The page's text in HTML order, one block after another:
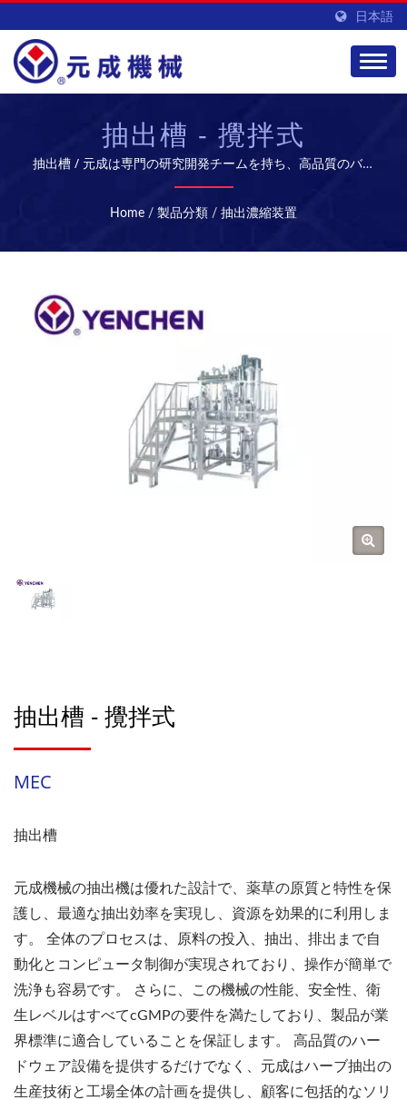
日本語
抽出槽 - 攪拌式
抽出槽 / 元成は専門の研究開発チームを持ち、高品質のバイ
オ医薬品設備とサービスを提供し、グローバル市場を開拓し
ています。
Home / 製品分類 / 抽出濃縮装置
抽出槽 - 攪拌式
MEC
抽出槽
元成機械の抽出機は優れた設計で、薬草の原質と特性を保
護し、最適な抽出効率を実現し、資源を効果的に利用しま
す。 全体のプロセスは、原料の投入、抽出、排出まで自
動化とコンピュータ制御が実現されており、操作が簡単で
洗浄も容易です。 さらに、この機械の性能、安全性、衛
生レベルはすべてcGMPの要件を満たしており、製品が業
界標準に適合していることを保証します。 高品質のハー
ドウェア設備を提供するだけでなく、元成はハーブ抽出の
生産技術と工場全体の計画を提供し、顧客に包括的なソリ